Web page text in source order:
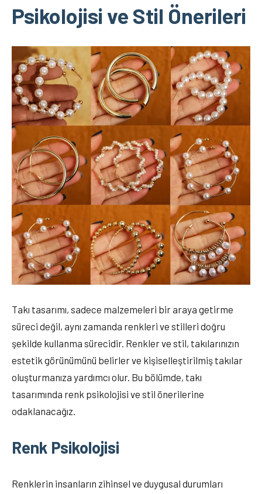
Psikolojisi ve Stil Önerileri
Takı tasarımı, sadece malzemeleri bir araya getirme
süreci değil, aynı zamanda renkleri ve stilleri doğru
şekilde kullanma sürecidir. Renkler ve stil, takılarınızın
estetik görünümünü belirler ve kişiselleştirilmiş takılar
oluşturmanıza yardımcı olur. Bu bölümde, takı
tasarımında renk psikolojisi ve stil önerilerine
odaklanacağız.
Renk Psikolojisi
Renklerin insanların zihinsel ve duygusal durumları